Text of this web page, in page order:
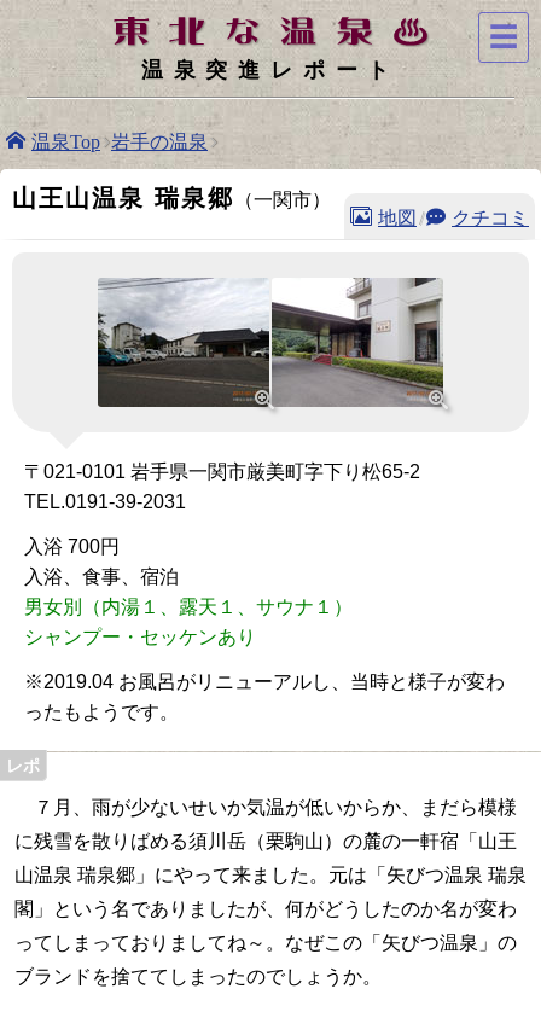
温泉突進レポート
温泉Top 岩手の温泉
山王山温泉 瑞泉郷 （一関市）
地図 / クチコミ
〒021-0101 岩手県一関市厳美町字下り松65-2
TEL.0191-39-2031
入浴 700円
入浴、食事、宿泊
男女別（内湯１、露天１、サウナ１）
シャンプー・セッケンあり
※2019.04 お風呂がリニューアルし、当時と様子が変わ
ったもようです。
７月、雨が少ないせいか気温が低いからか、まだら模様
に残雪を散りばめる須川岳（栗駒山）の麓の一軒宿「山王
山温泉 瑞泉郷」にやって来ました。元は「矢びつ温泉 瑞泉
閣」という名でありましたが、何がどうしたのか名が変わ
ってしまっておりましてね～。なぜこの「矢びつ温泉」の
ブランドを捨ててしまったのでしょうか。
☰